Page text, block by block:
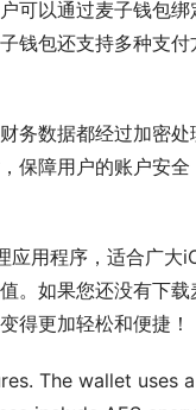
可以通过麦子钱包
包还支持多种支付
务数据都经过加密
保障用户的账户安
用程序，适合广大
。如果您还没有下
得更加轻松和便捷！
The wallet uses